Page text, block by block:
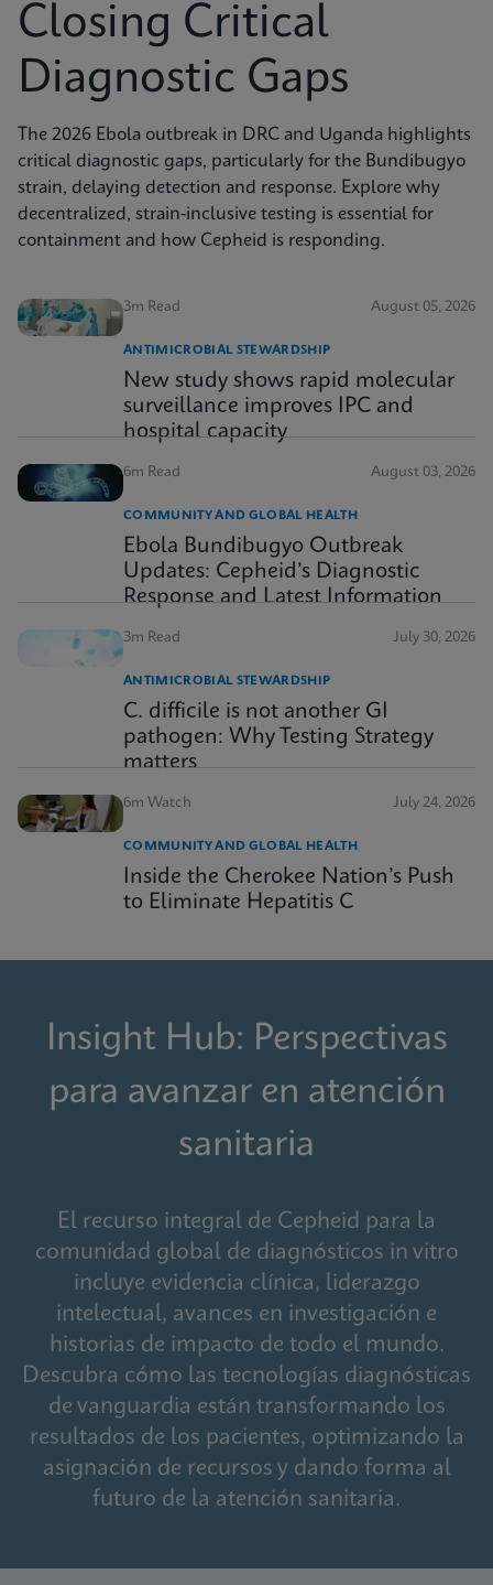
Closing Critical
Diagnostic Gaps
The 2026 Ebola outbreak in DRC and Uganda highlights
critical diagnostic gaps, particularly for the Bundibugyo
strain, delaying detection and response. Explore why
decentralized, strain-inclusive testing is essential for
containment and how Cepheid is responding.
3m Read August 05, 2026
ANTIMICROBIAL STEWARDSHIP
New study shows rapid molecular
surveillance improves IPC and
hospital capacity
6m Read August 03, 2026
COMMUNITY AND GLOBAL HEALTH
Ebola Bundibugyo Outbreak
Updates: Cepheid’s Diagnostic
Response and Latest Information
3m Read July 30, 2026
ANTIMICROBIAL STEWARDSHIP
C. difficile is not another GI
pathogen: Why Testing Strategy
matters
6m Watch July 24, 2026
COMMUNITY AND GLOBAL HEALTH
Inside the Cherokee Nation’s Push
to Eliminate Hepatitis C
Insight Hub: Perspectivas
para avanzar en atención
sanitaria
El recurso integral de Cepheid para la
comunidad global de diagnósticos in vitro
incluye evidencia clínica, liderazgo
intelectual, avances en investigación e
historias de impacto de todo el mundo.
Descubra cómo las tecnologías diagnósticas
de vanguardia están transformando los
resultados de los pacientes, optimizando la
asignación de recursos y dando forma al
futuro de la atención sanitaria.